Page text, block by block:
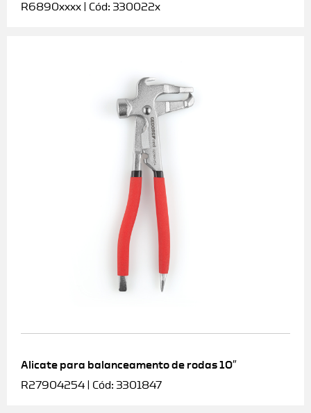
R6890xxxx | Cód: 330022x
Alicate para balanceamento de rodas 10″
R27904254 | Cód: 3301847